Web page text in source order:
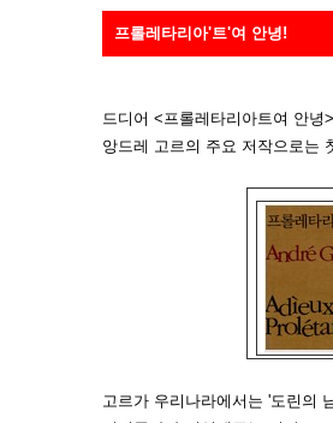
프롤레타리아'트'여 안녕!
드디어 <프롤레타리아트여 안녕
앙드레 고르의 주요 저작으로는
고르가 우리나라에서는 '도린의